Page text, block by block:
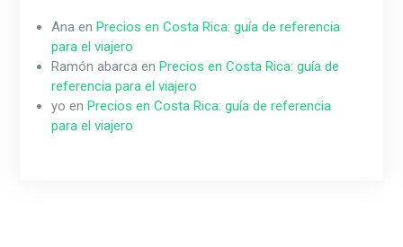
Ana enPrecios en Costa Rica: guía de referencia
para el viajero
Ramón abarca enPrecios en Costa Rica: guía de
referencia para el viajero
yo enPrecios en Costa Rica: guía de referencia
para el viajero